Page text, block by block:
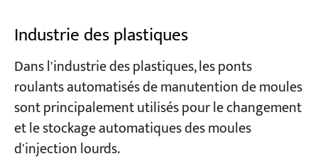
Industrie des plastiques
Dans l'industrie des plastiques, les ponts
roulants automatisés de manutention de moules
sont principalement utilisés pour le changement
et le stockage automatiques des moules
d'injection lourds.